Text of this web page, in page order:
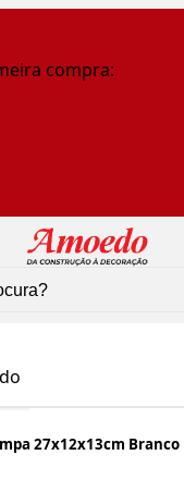
compra:
27x12x13cm Branco